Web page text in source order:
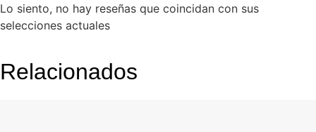
Lo siento, no hay reseñas que coincidan con sus
selecciones actuales
Relacionados